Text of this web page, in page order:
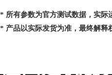
* 所有参数为官方测试数据，实际
* 产品以实际发货为准，最终解释